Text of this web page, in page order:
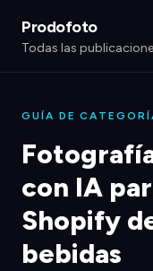
Prodofoto
Todas las
GUÍA DE
con IA
Shopify
bebidas